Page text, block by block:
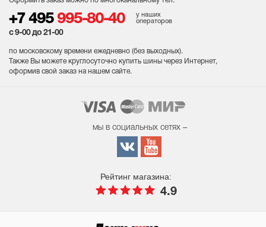
+7 495 995-80-40
у наших
операторов
с 9-00 до 21-00
по московскому времени ежедневно (без выходных).
Также Вы можете круглосуточно купить шины через Интернет,
оформив свой заказ на нашем сайте.
мы в социальных сетях –
Рейтинг магазина:
4.9